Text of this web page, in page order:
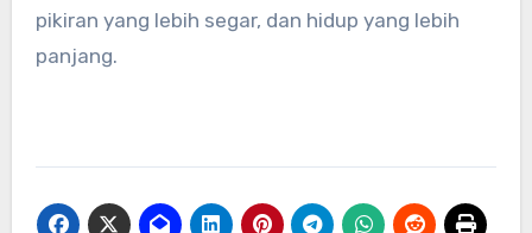
pikiran yang lebih segar, dan hidup yang lebih
panjang.